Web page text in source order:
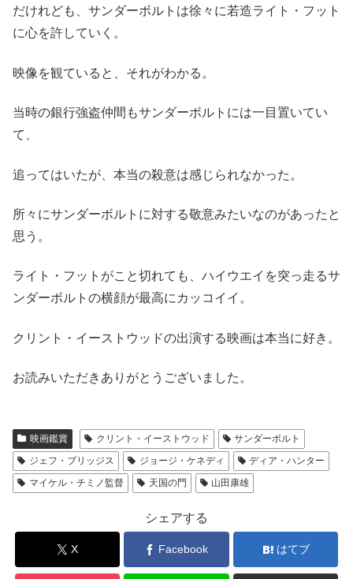
だけれども、サンダーボルトは徐々に若造ライト・フット
に心を許していく。
映像を観ていると、それがわかる。
当時の銀行強盗仲間もサンダーボルトには一目置いてい
て、
追ってはいたが、本当の殺意は感じられなかった。
所々にサンダーボルトに対する敬意みたいなのがあったと
思う。
ライト・フットがこと切れても、ハイウエイを突っ走るサ
ンダーボルトの横顔が最高にカッコイイ。
クリント・イーストウッドの出演する映画は本当に好き。
お読みいただきありがとうございました。
映画鑑賞 クリント・イーストウッド
サンダーボルト
ジェフ・ブリッジス
ジョージ・ケネディ
ディア・ハンター
マイケル・チミノ監督
天国の門 山田康雄
シェアする
X Facebook はてブ